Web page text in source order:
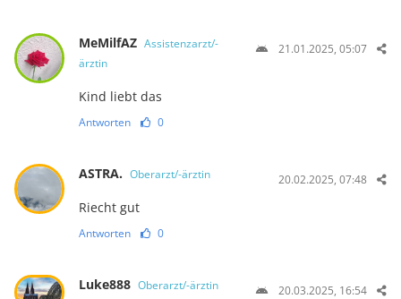
MeMilfAZ Assistenzarzt/-
ärztin
21.01.2025, 05:07
Kind liebt das
Antworten 0
ASTRA. Oberarzt/-ärztin 20.02.2025, 07:48
Riecht gut
Antworten 0
Luke888 Oberarzt/-ärztin 20.03.2025, 16:54